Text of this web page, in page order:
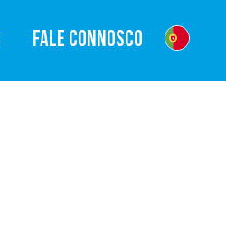
FALE CONNOSCO